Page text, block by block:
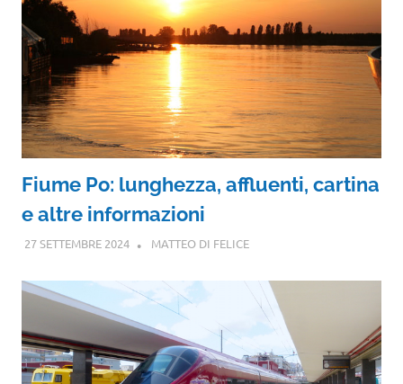
Fiume Po: lunghezza, affluenti, cartina
e altre informazioni
27 SETTEMBRE 2024 MATTEO DI FELICE